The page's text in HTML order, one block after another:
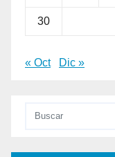
30
« Oct Dic »